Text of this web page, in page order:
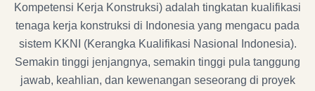
Kompetensi Kerja Konstruksi) adalah tingkatan kualifikasi
tenaga kerja konstruksi di Indonesia yang mengacu pada
sistem KKNI (Kerangka Kualifikasi Nasional Indonesia).
Semakin tinggi jenjangnya, semakin tinggi pula tanggung
jawab, keahlian, dan kewenangan seseorang di proyek